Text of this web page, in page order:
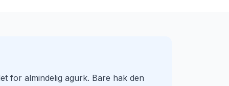
for almindelig agurk. Bare hak den